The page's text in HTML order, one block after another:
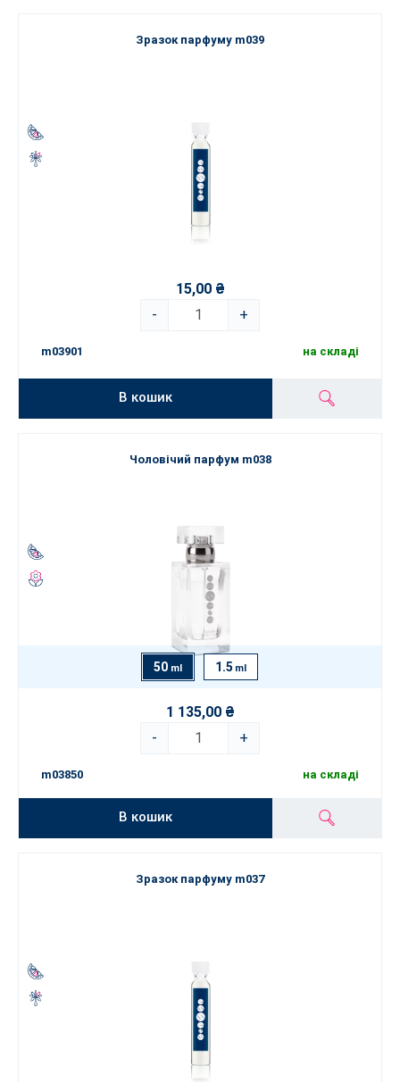
Зразок парфуму m039
15,00 ₴
-
+
m03901 на складі
В кошик
Чоловічий парфум m038
50 ml 1.5 ml
1 135,00 ₴
-
+
m03850 на складі
В кошик
Зразок парфуму m037